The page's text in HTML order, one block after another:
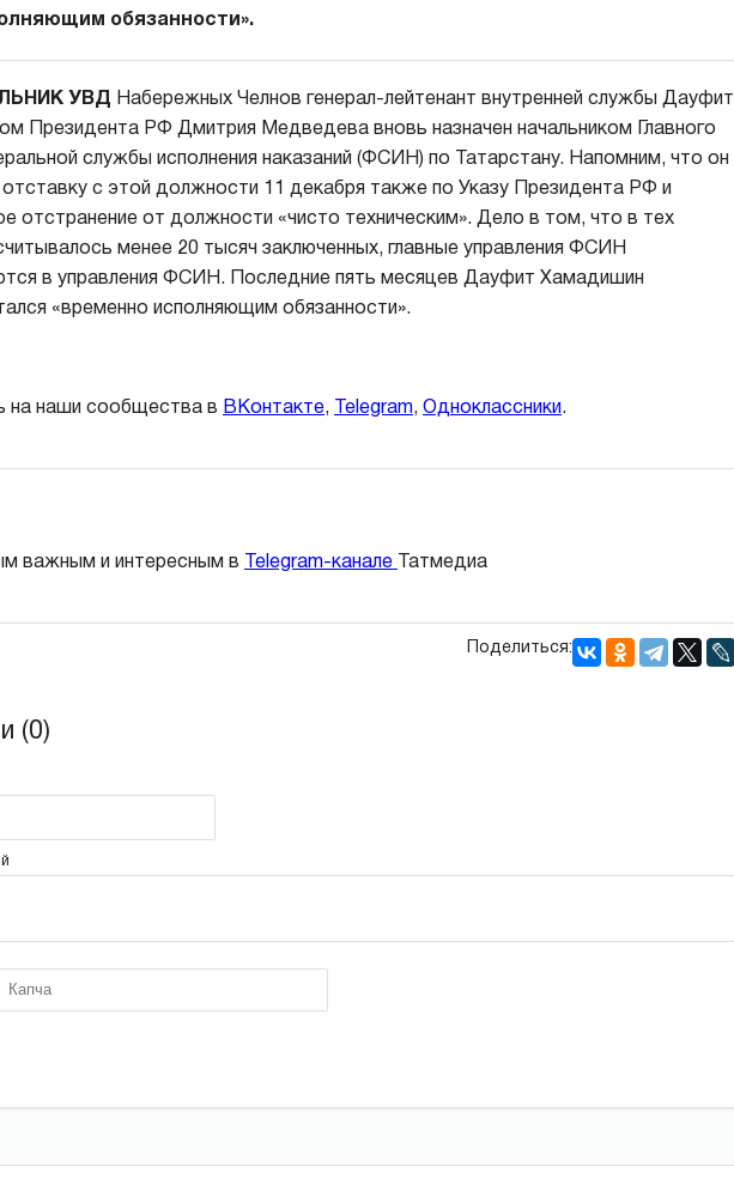
обязанности».
УВД Набережных Челнов генерал-лейтенант внутренней службы Дауфит
Президента РФ Дмитрия Медведева вновь назначен начальником Главного
службы исполнения наказаний (ФСИН) по Татарстану. Напомним, что он
с этой должности 11 декабря также по Указу Президента РФ и
отстранение от должности «чисто техническим». Дело в том, что в тех
менее 20 тысяч заключенных, главные управления ФСИН
в управления ФСИН. Последние пять месяцев Дауфит Хамадишин
«временно исполняющим обязанности».
на наши сообщества в ВКонтакте, Telegram, Одноклассники.
важным и интересным в Telegram-канале Татмедиа
Поделиться:
(0)